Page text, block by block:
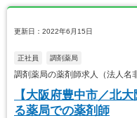
更新日：2022年6月15日
正社員 調剤薬局
調剤薬局の薬剤師求人（法人
【大阪府豊中市／北
る薬局での薬剤師